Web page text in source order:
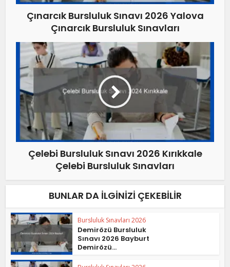
Çınarcık Bursluluk Sınavı 2026 Yalova
Çınarcık Bursluluk Sınavları
Çelebi Bursluluk Sınavı 2026 Kırıkkale
Çelebi Bursluluk Sınavları
BUNLAR DA İLGINIZI ÇEKEBILIR
Bursluluk Sınavları 2026
Demirözü Bursluluk
Sınavı 2026 Bayburt
Demirözü...